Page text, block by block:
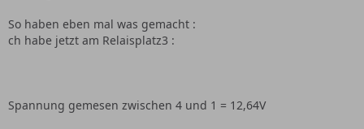
So haben eben mal was gemacht :
ch habe jetzt am Relaisplatz3 :
Spannung gemesen zwischen 4 und 1 = 12,64V